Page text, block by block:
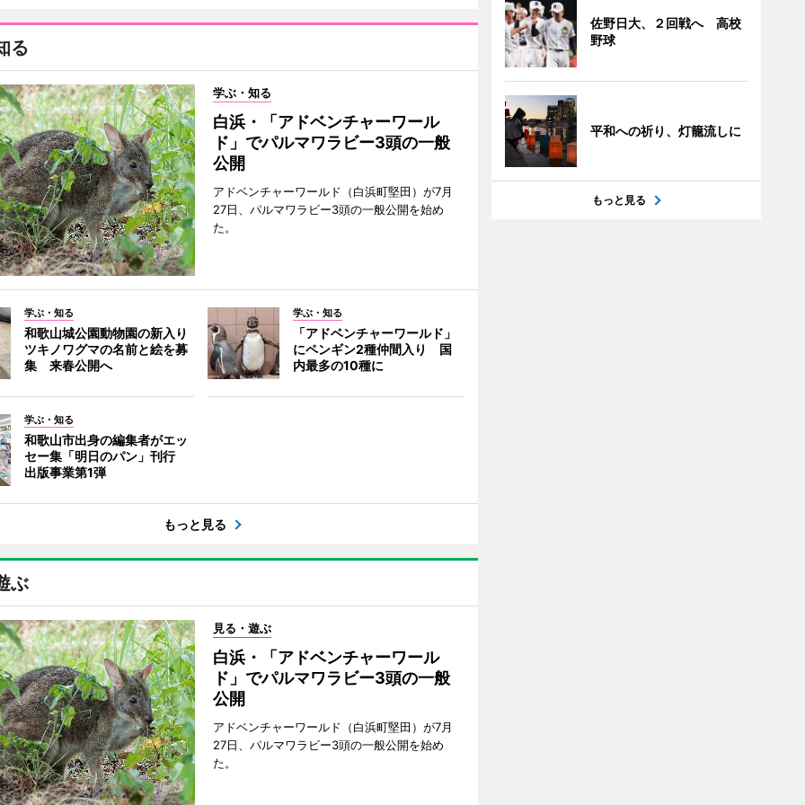
る
学ぶ・知る
白浜・「アドベンチャーワール
ド」でパルマワラビー3頭の一般
公開
アドベンチャーワールド（白浜町堅田）が7月
27日、パルマワラビー3頭の一般公開を始め
た。
学ぶ・知る
和歌山城公園動物園の新入り
ツキノワグマの名前と絵を募
集 来春公開へ
学ぶ・知る
「アドベンチャーワールド」
にペンギン2種仲間入り 国
内最多の10種に
学ぶ・知る
和歌山市出身の編集者がエッ
セー集「明日のパン」刊行
出版事業第1弾
もっと見る
ぶ
見る・遊ぶ
白浜・「アドベンチャーワール
ド」でパルマワラビー3頭の一般
公開
アドベンチャーワールド（白浜町堅田）が7月
27日、パルマワラビー3頭の一般公開を始め
た。
佐野日大、２回戦へ 高校
野球
平和への祈り、灯籠流しに
もっと見る